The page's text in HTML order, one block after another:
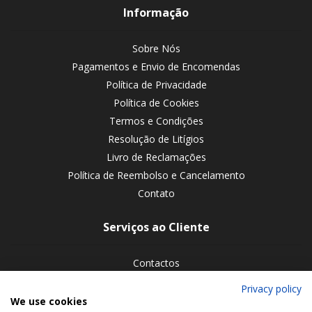
Informação
Sobre Nós
Pagamentos e Envio de Encomendas
Política de Privacidade
Política de Cookies
Termos e Condições
Resolução de Litígios
Livro de Reclamações
Política de Reembolso e Cancelamento
Contato
Serviços ao Cliente
Contactos
Privacy policy
We use cookies